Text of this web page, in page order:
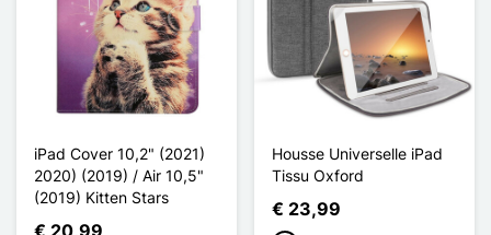
iPad Cover 10,2" (2021)
2020) (2019) / Air 10,5"
(2019) Kitten Stars
€ 20,99
Housse Universelle iPad
Tissu Oxford
€ 23,99